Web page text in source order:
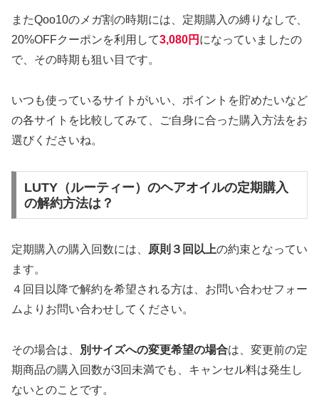
またQoo10のメガ割の時期には、定期購入の縛りなしで、
20%OFFクーポンを利用して3,080円 になっていましたの
で、その時期も狙い目です。
いつも使っているサイトがいい、ポイントを貯めたいなど
の各サイトを比較してみて、ご自身に合った購入方法をお
選びくださいね。
LUTY（ルーティー）のヘアオイルの定期購入
の解約方法は？
定期購入の購入回数には、 原則３回以上の約束となってい
ます。
４回目以降で解約を希望される方は、お問い合わせフォー
ムよりお問い合わせしてください。
その場合は、 別サイズへの変更希望の場合は、変更前の定
期商品の購入回数が3回未満でも、キャンセル料は発生し
ないとのことです。